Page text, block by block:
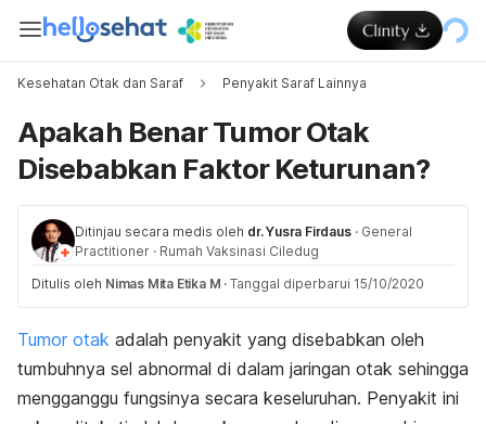
Kesehatan Otak dan Saraf Penyakit Saraf Lainnya
Apakah Benar Tumor Otak
Disebabkan Faktor Keturunan?
Ditinjau secara medis oleh dr. Yusra Firdaus · General
Practitioner · Rumah Vaksinasi Ciledug
Ditulis oleh Nimas Mita Etika M · Tanggal diperbarui 15/10/2020
Tumor otak adalah penyakit yang disebabkan oleh
tumbuhnya sel abnormal di dalam jaringan otak sehingga
mengganggu fungsinya secara keseluruhan. Penyakit ini